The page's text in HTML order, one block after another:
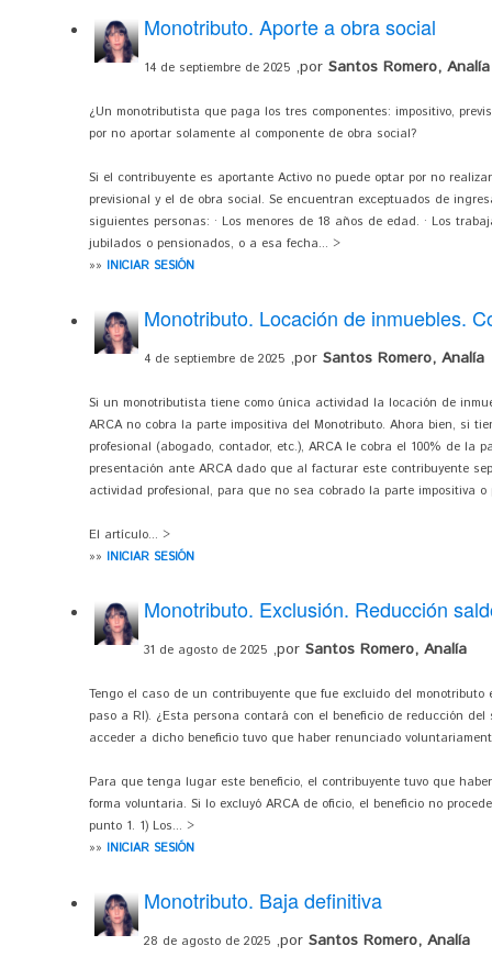
Monotributo. Aporte a obra social
14 de septiembre de 2025 ,por Santos Romero, Analía
¿Un monotributista que paga los tres componentes: impositivo,
por no aportar solamente al componente de obra social?
Si el contribuyente es aportante Activo no puede optar por no
previsional y el de obra social. Se encuentran exceptuados de
siguientes personas: · Los menores de 18 años de edad. · Los
jubilados o pensionados, o a esa fecha... >
»» INICIAR SESIÓN
Monotributo. Locación de inmuebles.
4 de septiembre de 2025 ,por Santos Romero, Analía
Si un monotributista tiene como única actividad la locación de
ARCA no cobra la parte impositiva del Monotributo. Ahora bien, si
profesional (abogado, contador, etc.), ARCA le cobra el 100% de la
presentación ante ARCA dado que al facturar este contribuyente
actividad profesional, para que no sea cobrado la parte impositiva o
El artículo... >
»» INICIAR SESIÓN
Monotributo. Exclusión. Reducción
31 de agosto de 2025 ,por Santos Romero, Analía
Tengo el caso de un contribuyente que fue excluido del
paso a RI). ¿Esta persona contará con el beneficio de reducción
acceder a dicho beneficio tuvo que haber renunciado
Para que tenga lugar este beneficio, el contribuyente tuvo que
forma voluntaria. Si lo excluyó ARCA de oficio, el beneficio no
punto 1. 1) Los... >
»» INICIAR SESIÓN
Monotributo. Baja definitiva
28 de agosto de 2025 ,por Santos Romero, Analía